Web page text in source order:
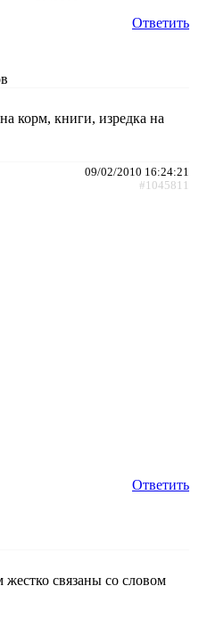
Ответить
корм, книги, изредка на
09/02/2010 16:24:21
#1045811
Ответить
связаны со словом